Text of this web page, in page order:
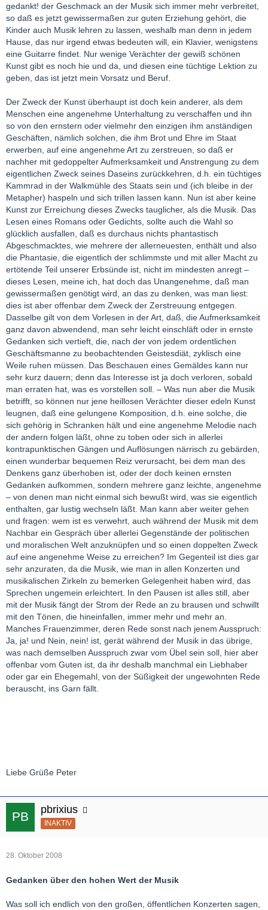
gedankt! der Geschmack an der Musik sich immer mehr verbreitet,
so daß es jetzt gewissermaßen zur guten Erziehung gehört, die
Kinder auch Musik lehren zu lassen, weshalb man denn in jedem
Hause, das nur irgend etwas bedeuten will, ein Klavier, wenigstens
eine Guitarre findet. Nur wenige Verächter der gewiß schönen
Kunst gibt es noch hie und da, und diesen eine tüchtige Lektion zu
geben, das ist jetzt mein Vorsatz und Beruf.
Der Zweck der Kunst überhaupt ist doch kein anderer, als dem
Menschen eine angenehme Unterhaltung zu verschaffen und ihn
so von den ernstern oder vielmehr den einzigen ihm anständigen
Geschäften, nämlich solchen, die ihm Brot und Ehre im Staat
erwerben, auf eine angenehme Art zu zerstreuen, so daß er
nachher mit gedoppelter Aufmerksamkeit und Anstrengung zu dem
eigentlichen Zweck seines Daseins zurückkehren, d.h. ein tüchtiges
Kammrad in der Walkmühle des Staats sein und (ich bleibe in der
Metapher) haspeln und sich trillen lassen kann. Nun ist aber keine
Kunst zur Erreichung dieses Zwecks tauglicher, als die Musik. Das
Lesen eines Romans oder Gedichts, sollte auch die Wahl so
glücklich ausfallen, daß es durchaus nichts phantastisch
Abgeschmacktes, wie mehrere der allerneuesten, enthält und also
die Phantasie, die eigentlich der schlimmste und mit aller Macht zu
ertötende Teil unserer Erbsünde ist, nicht im mindesten anregt –
dieses Lesen, meine ich, hat doch das Unangenehme, daß man
gewissermaßen genötigt wird, an das zu denken, was man liest:
dies ist aber offenbar dem Zweck der Zerstreuung entgegen.
Dasselbe gilt von dem Vorlesen in der Art, daß, die Aufmerksamkeit
ganz davon abwendend, man sehr leicht einschläft oder in ernste
Gedanken sich vertieft, die, nach der von jedem ordentlichen
Geschäftsmanne zu beobachtenden Geistesdiät, zyklisch eine
Weile ruhen müssen. Das Beschauen eines Gemäldes kann nur
sehr kurz dauern; denn das Interesse ist ja doch verloren, sobald
man erraten hat, was es vorstellen soll. – Was nun aber die Musik
betrifft, so können nur jene heillosen Verächter dieser edeln Kunst
leugnen, daß eine gelungene Komposition, d.h. eine solche, die
sich gehörig in Schranken hält und eine angenehme Melodie nach
der andern folgen läßt, ohne zu toben oder sich in allerlei
kontrapunktischen Gängen und Auflösungen närrisch zu gebärden,
einen wunderbar bequemen Reiz verursacht, bei dem man des
Denkens ganz überhoben ist, oder der doch keinen ernsten
Gedanken aufkommen, sondern mehrere ganz leichte, angenehme
– von denen man nicht einmal sich bewußt wird, was sie eigentlich
enthalten, gar lustig wechseln läßt. Man kann aber weiter gehen
und fragen: wem ist es verwehrt, auch während der Musik mit dem
Nachbar ein Gespräch über allerlei Gegenstände der politischen
und moralischen Welt anzuknüpfen und so einen doppelten Zweck
auf eine angenehme Weise zu erreichen? Im Gegenteil ist dies gar
sehr anzuraten, da die Musik, wie man in allen Konzerten und
musikalischen Zirkeln zu bemerken Gelegenheit haben wird, das
Sprechen ungemein erleichtert. In den Pausen ist alles still, aber
mit der Musik fängt der Strom der Rede an zu brausen und schwillt
mit den Tönen, die hineinfallen, immer mehr und mehr an.
Manches Frauenzimmer, deren Rede sonst nach jenem Ausspruch:
Ja, ja! und Nein, nein! ist, gerät während der Musik in das übrige,
was nach demselben Ausspruch zwar vom Übel sein soll, hier aber
offenbar vom Guten ist, da ihr deshalb manchmal ein Liebhaber
oder gar ein Ehegemahl, von der Süßigkeit der ungewohnten Rede
berauscht, ins Garn fällt.
Liebe Grüße Peter
pbrixius
INAKTIV
28. Oktober 2008
Gedanken über den hohen Wert der Musik
Was soll ich endlich von den großen, öffentlichen Konzerten sagen,